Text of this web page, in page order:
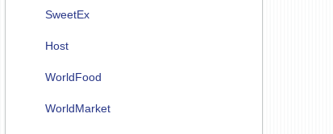
SweetEx
Host
WorldFood
WorldMarket